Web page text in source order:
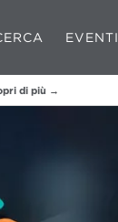
EVENTI
di più →